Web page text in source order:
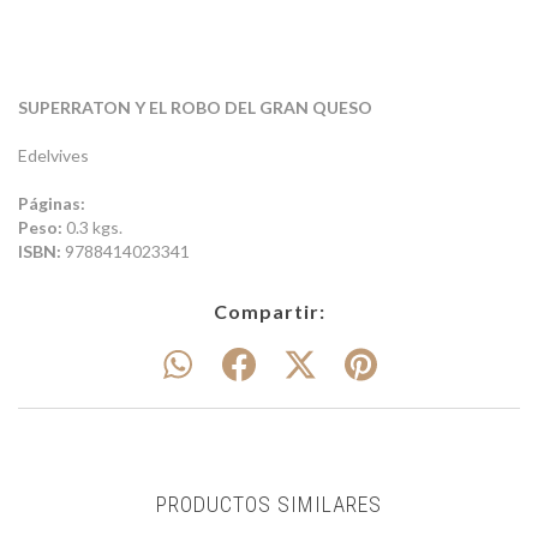
SUPERRATON Y EL ROBO DEL GRAN QUESO
Edelvives
Páginas:
Peso: 0.3 kgs.
ISBN: 9788414023341
Compartir:
PRODUCTOS SIMILARES